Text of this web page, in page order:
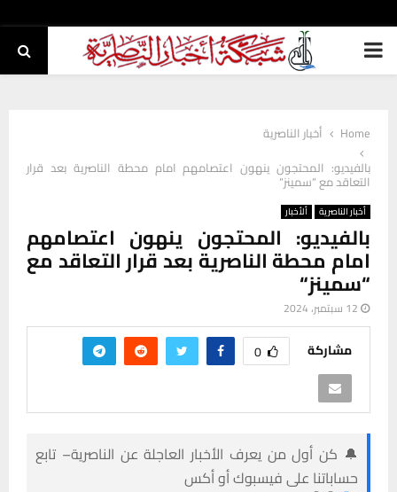
PRIMARY
Home
أخبار الناصرية
بالفيديو: المحتجون ينهون اعتصامهم امام محطة الناصرية بعد قرار
التعاقد مع “سمينز“
أخبار الناصرية ألأخبار
بالفيديو: المحتجون ينهون اعتصامهم
امام محطة الناصرية بعد قرار التعاقد مع
“سمينز“
12 سبتمبر، 2024
مشاركة 0
🔔 كن أول من يعرف الأخبار العاجلة عن الناصرية– تابع
حساباتنا على فيسبوك أو أكس